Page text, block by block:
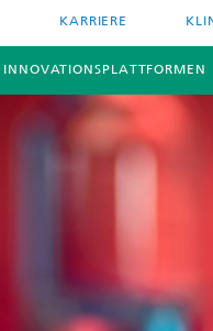
KARRIERE
INNOVATIONSPLATTFORMEN